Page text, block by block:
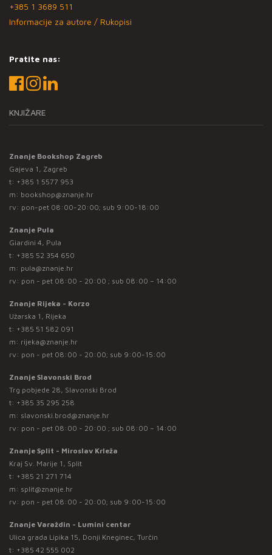
+385 1 3689 511
Informacije za autore / Rukopisi
Pratite nas:
KNJIŽARE
Znanje Bookshop Zagreb
Gajeva 1, Zagreb
t: +385 1 5577 953
m: bookshop@znanje.hr
rv: pon-pet 08:00-20:00; sub 9:00-18:00
Znanje Pula
Giardini 4, Pula
t: +385 52 354 650
m: pula@znanje.hr
rv: pon - pet 08:00 - 20:00 ; sub 08:00 – 14:00
Znanje Rijeka - Korzo
Užarska 1, Rijeka
t: +385 51 582 091
m: rijeka@znanje.hr
rv: pon - pet 08:00 - 20:00; sub 9:00-15:00
Znanje Slavonski Brod
Trg pobjede 28, Slavonski Brod
t: +385 35 295 258
m: slavonski.brod@znanje.hr
rv: pon - pet 08:00 - 20:00 ; sub 08:00 – 14:00
Znanje Split - Miroslav Krleža
Kraj Sv. Marije 1, Split
t: +385 21 271 714
m: split@znanje.hr
rv: pon - pet 08:00 - 20:00; sub 9:00-15:00
Znanje Varaždin - Lumini centar
Ulica grada Lipika 15, Donji Kneginec, Turčin
t: +385 42 555 002